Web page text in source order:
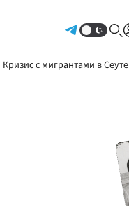
Кризис с мигрантами в Сеуте